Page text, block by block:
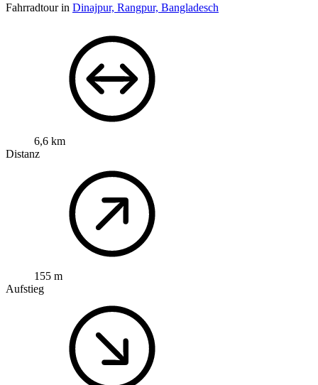
Fahrradtour in Dinajpur, Rangpur, Bangladesch
6,6 km
Distanz
155 m
Aufstieg